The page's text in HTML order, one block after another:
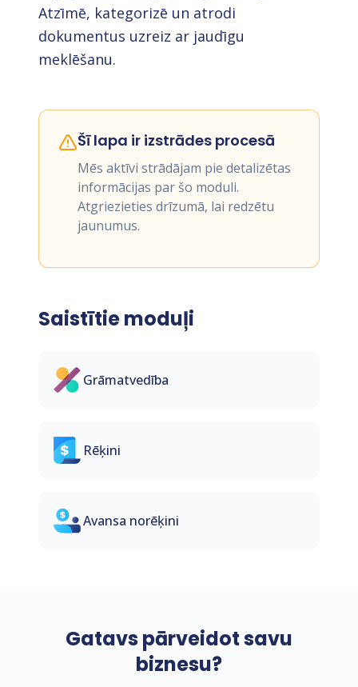
Atzīmē, kategorizē un atrodi
dokumentus uzreiz ar jaudīgu
meklēšanu.
Šī lapa ir izstrādes procesā
Mēs aktīvi strādājam pie detalizētas
informācijas par šo moduli.
Atgriezieties drīzumā, lai redzētu
jaunumus.
Saistītie moduļi
Grāmatvedība
Rēķini
Avansa norēķini
Gatavs pārveidot savu
biznesu?